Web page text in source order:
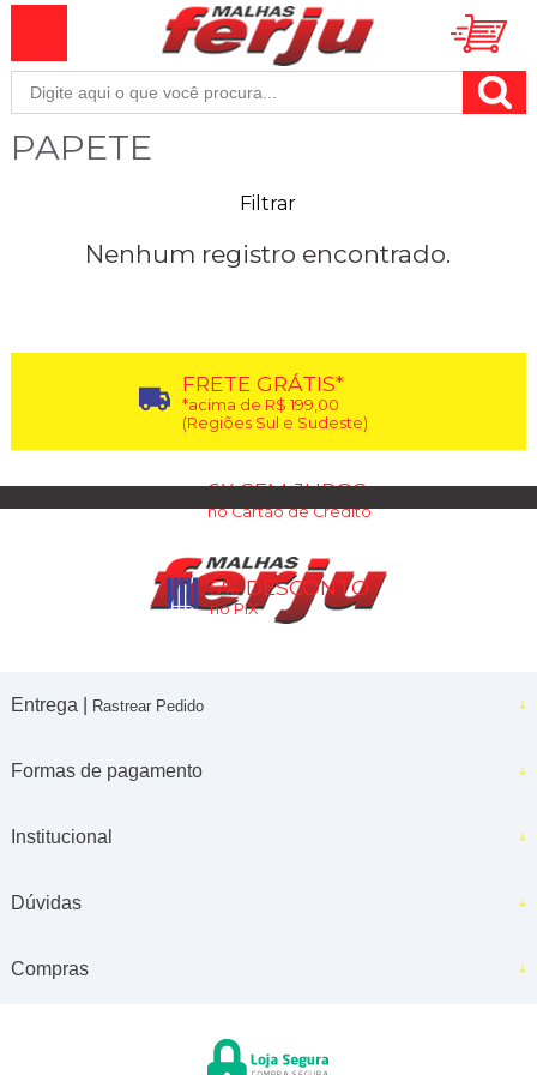
PAPETE
Filtrar
Nenhum registro encontrado.
FRETE GRÁTIS*
*acima de R$ 199,00
(Regiões Sul e Sudeste)
6X SEM JUROS
no Cartão de Crédito
5% DESCONTO
no PIX
Entrega | Rastrear Pedido
Formas de pagamento
Institucional
Dúvidas
Compras